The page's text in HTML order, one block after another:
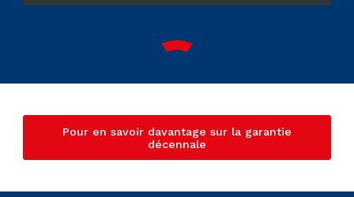
Pour en savoir davantage sur la garantie
décennale